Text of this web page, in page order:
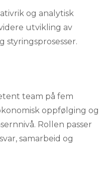
og analytisk
utvikling av
styringsprosesser.
team på fem
oppfølging og
Rollen passer
samarbeid og